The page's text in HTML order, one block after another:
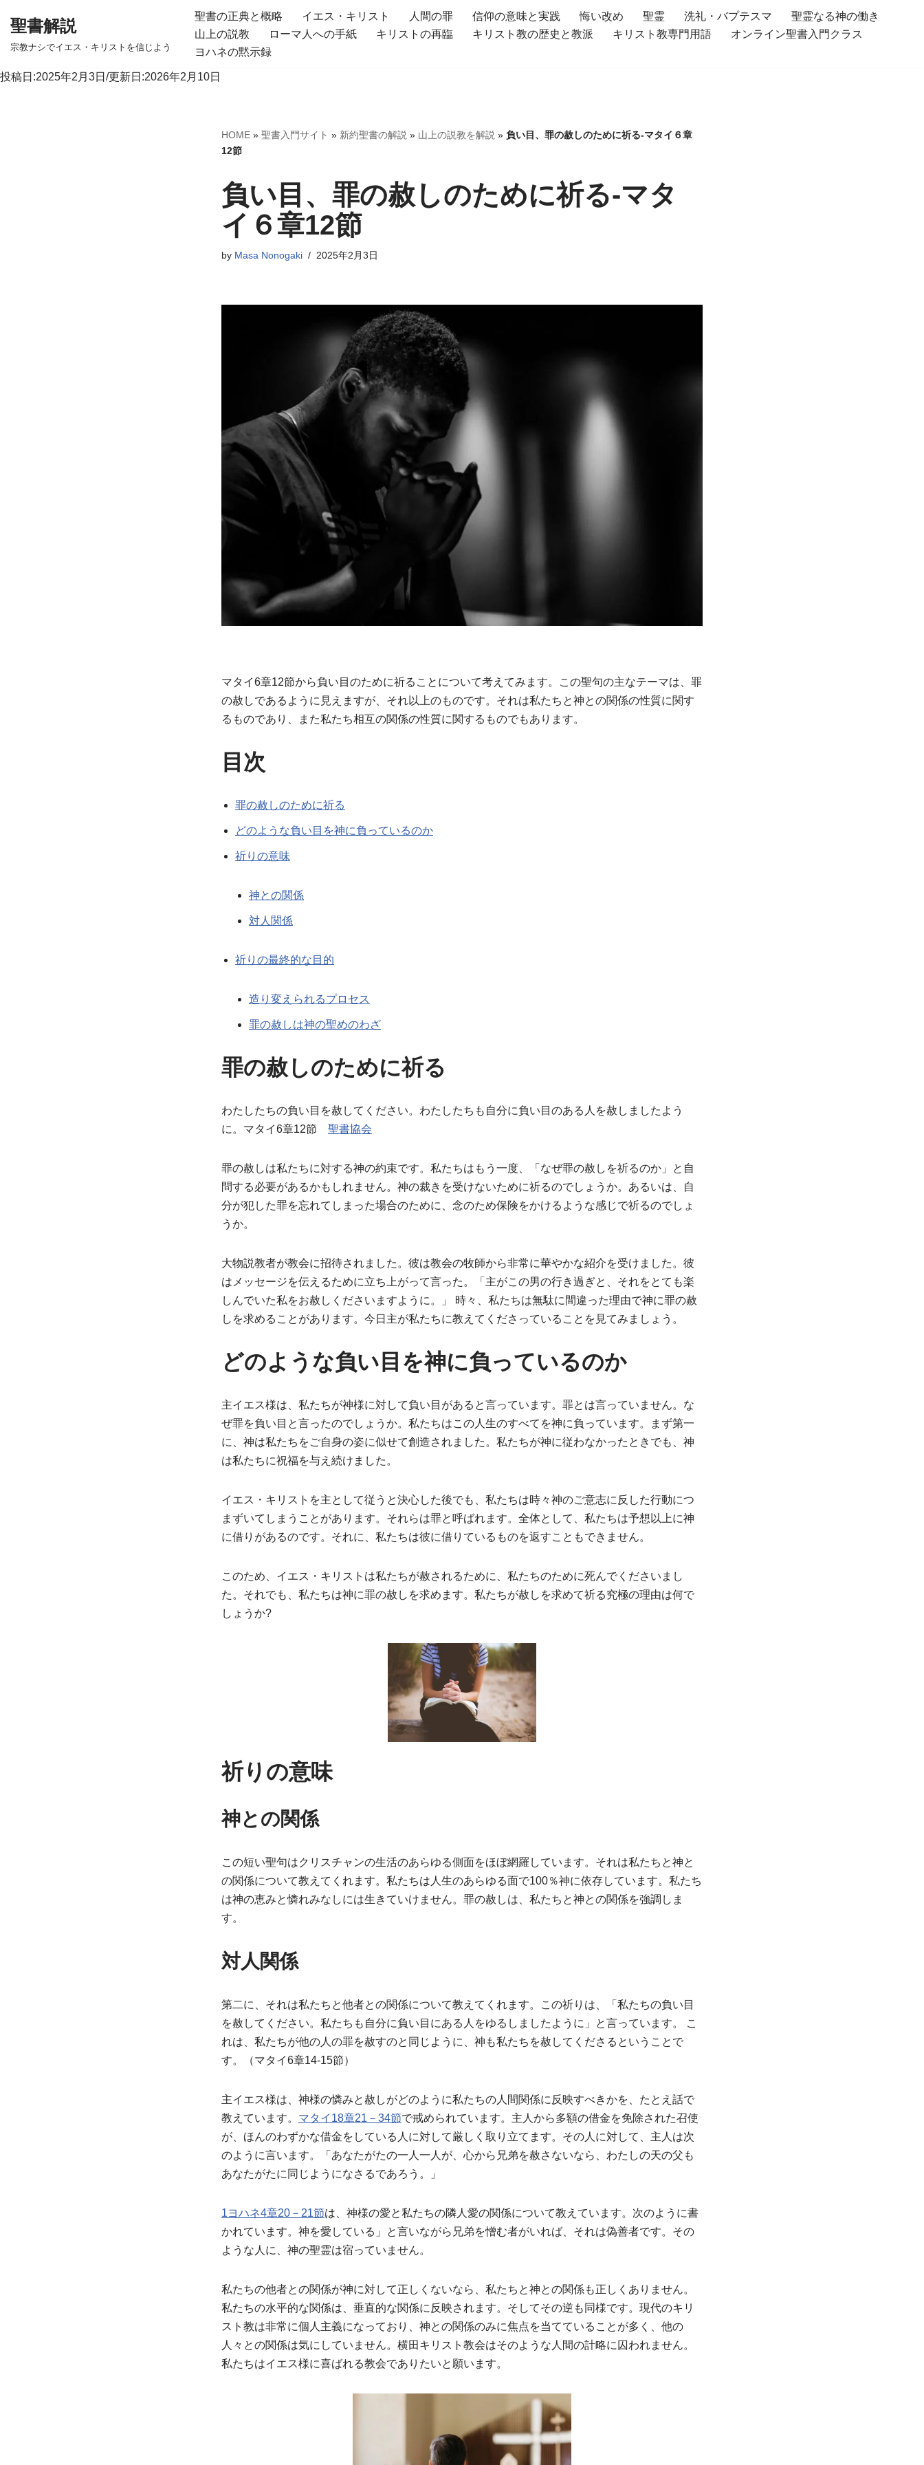
テ
聖書解説
宗教ナシでイエス・キリストを信じよう
聖書の正典と概略 イエス・キリスト 人間の罪 信仰の意味と実践 悔い改め 聖霊 洗礼・バプテスマ
聖霊なる神の働き
山上の説教
ローマ人への手紙 キリストの再臨 キリスト教の歴史と教派 キリスト教専門用語
オンライン聖書入門クラス
ヨハネの黙示録
投稿日:2025年2月3日/更新日:2026年2月10日
HOME » 聖書入門サイト » 新約聖書の解説 » 山上の説教を解説 » 負い目、罪の赦しのために祈る-マタイ６章
12節
負い目、罪の赦しのために祈る-マタ
イ６章12節
by Masa Nonogaki 2025年2月3日
マタイ6章12節から負い目のために祈ることについて考えてみます。この聖句の主なテーマは、罪
の赦しであるように見えますが、それ以上のものです。それは私たちと神との関係の性質に関す
るものであり、また私たち相互の関係の性質に関するものでもあります。
目次
罪の赦しのために祈る
どのような負い目を神に負っているのか
祈りの意味
神との関係
対人関係
祈りの最終的な目的
造り変えられるプロセス
罪の赦しは神の聖めのわざ
罪の赦しのために祈る
わたしたちの負い目を赦してください。わたしたちも自分に負い目のある人を赦しましたよう
に。マタイ6章12節 聖書協会
罪の赦しは私たちに対する神の約束です。私たちはもう一度、「なぜ罪の赦しを祈るのか」と自
問する必要があるかもしれません。神の裁きを受けないために祈るのでしょうか。あるいは、自
分が犯した罪を忘れてしまった場合のために、念のため保険をかけるような感じで祈るのでしょ
うか。
大物説教者が教会に招待されました。彼は教会の牧師から非常に華やかな紹介を受けました。彼
はメッセージを伝えるために立ち上がって言った。「主がこの男の行き過ぎと、それをとても楽
しんでいた私をお赦しくださいますように。」 時々、私たちは無駄に間違った理由で神に罪の赦
しを求めることがあります。今日主が私たちに教えてくださっていることを見てみましょう。
どのような負い目を神に負っているのか
主イエス様は、私たちが神様に対して負い目があると言っています。罪とは言っていません。な
ぜ罪を負い目と言ったのでしょうか。私たちはこの人生のすべてを神に負っています。まず第一
に、神は私たちをご自身の姿に似せて創造されました。私たちが神に従わなかったときでも、神
は私たちに祝福を与え続けました。
イエス・キリストを主として従うと決心した後でも、私たちは時々神のご意志に反した行動につ
まずいてしまうことがあります。それらは罪と呼ばれます。全体として、私たちは予想以上に神
に借りがあるのです。それに、私たちは彼に借りているものを返すこともできません。
このため、イエス・キリストは私たちが赦されるために、私たちのために死んでくださいまし
た。それでも、私たちは神に罪の赦しを求めます。私たちが赦しを求めて祈る究極の理由は何で
しょうか?
祈りの意味
神との関係
この短い聖句はクリスチャンの生活のあらゆる側面をほぼ網羅しています。それは私たちと神と
の関係について教えてくれます。私たちは人生のあらゆる面で100％神に依存しています。私たち
は神の恵みと憐れみなしには生きていけません。罪の赦しは、私たちと神との関係を強調しま
す。
対人関係
第二に、それは私たちと他者との関係について教えてくれます。この祈りは、「私たちの負い目
を赦してください。私たちも自分に負い目にある人をゆるしましたように」と言っています。 こ
れは、私たちが他の人の罪を赦すのと同じように、神も私たちを赦してくださるということで
す。（マタイ6章14-15節）
主イエス様は、神様の憐みと赦しがどのように私たちの人間関係に反映すべきかを、たとえ話で
教えています。 マタイ18章21－34節で戒められています。主人から多額の借金を免除された召使
が、ほんのわずかな借金をしている人に対して厳しく取り立てます。その人に対して、主人は次
のように言います。「あなたがたの一人一人が、心から兄弟を赦さないなら、わたしの天の父も
あなたがたに同じようになさるであろう。」
1ヨハネ4章20－21節は、神様の愛と私たちの隣人愛の関係について教えています。次のように書
かれています。神を愛している」と言いながら兄弟を憎む者がいれば、それは偽善者です。その
ような人に、神の聖霊は宿っていません。
私たちの他者との関係が神に対して正しくないなら、私たちと神との関係も正しくありません。
私たちの水平的な関係は、垂直的な関係に反映されます。そしてその逆も同様です。現代のキリ
スト教は非常に個人主義になっており、神との関係のみに焦点を当てていることが多く、他の
人々との関係は気にしていません。横田キリスト教会はそのような人間の計略に囚われません。
私たちはイエス様に喜ばれる教会でありたいと願います。